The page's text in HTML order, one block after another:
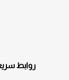
روابط